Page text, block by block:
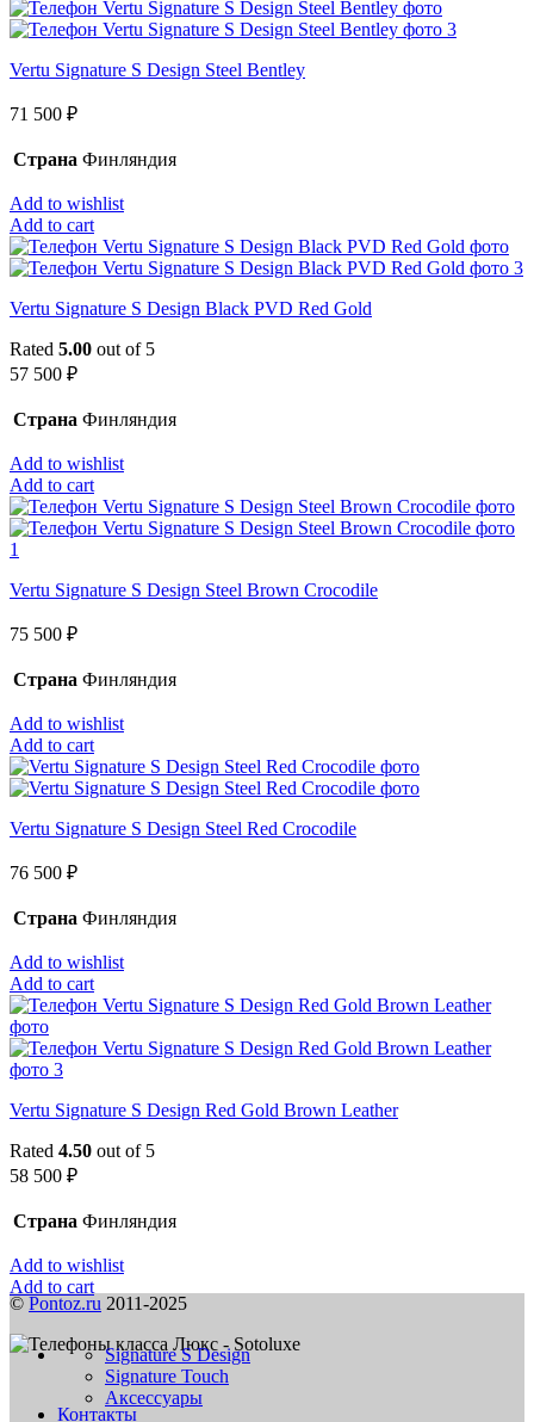
Vertu Signature S Design Steel Bentley
71 500 ₽
Страна Финляндия
Add to wishlist
Add to cart
Vertu Signature S Design Black PVD Red Gold
Rated 5.00 out of 5
57 500 ₽
Страна Финляндия
Add to wishlist
Add to cart
Vertu Signature S Design Steel Brown Crocodile
75 500 ₽
Страна Финляндия
Add to wishlist
Add to cart
Vertu Signature S Design Steel Red Crocodile
76 500 ₽
Страна Финляндия
Add to wishlist
Add to cart
Vertu Signature S Design Red Gold Brown Leather
Rated 4.50 out of 5
58 500 ₽
Страна Финляндия
Add to wishlist
Add to cart
© Pontoz.ru 2011-2025
Signature S Design
Signature Touch
Аксессуары
Контакты